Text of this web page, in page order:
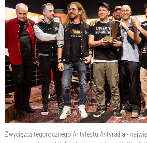
Zwycięzcą tegorocznego Antyfestu Antyradia -